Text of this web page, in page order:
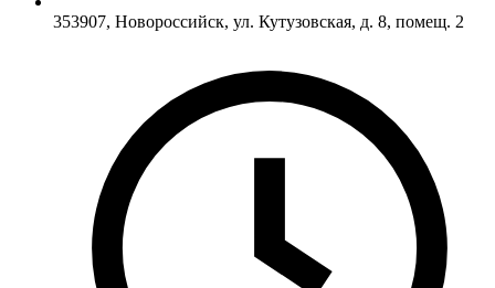
353907, Новороссийск, ул. Кутузовская, д. 8, помещ. 2